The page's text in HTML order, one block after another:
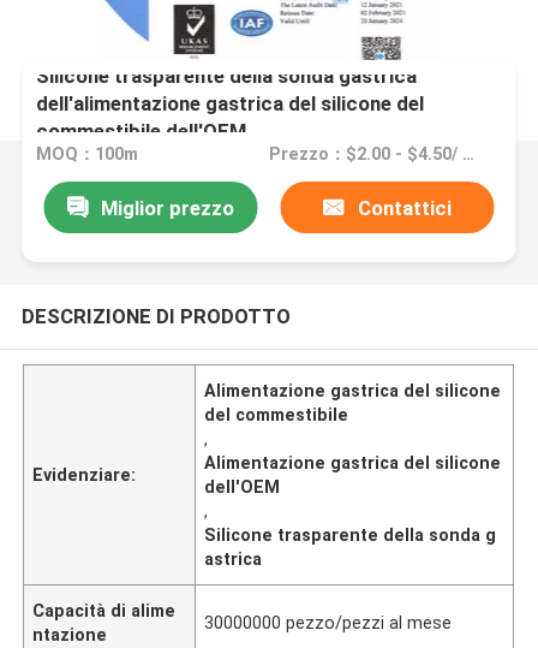
Silicone trasparente della sonda gastrica
dell'alimentazione gastrica del silicone del
commestibile dell'OEM
MOQ：100m Prezzo：$2.00 - $4.50/ meter |1000 meter/meters(Min. order)
Miglior prezzo Contattici
DESCRIZIONE DI PRODOTTO
Evidenziare:
Alimentazione gastrica del silicone
del commestibile
,
Alimentazione gastrica del silicone
dell'OEM
,
Silicone trasparente della sonda g
astrica
Capacità di alime
ntazione
30000000 pezzo/pezzi al mese